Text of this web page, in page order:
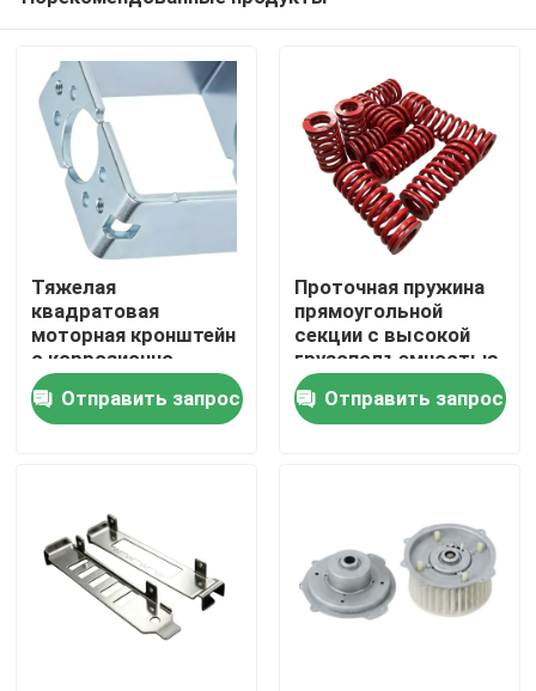
Дом
Продукты
VR - шоу
Тяжелая
квадратовая
моторная кронштейн
с коррозионно-
устойчивой
поверхностью и
точным лазерным
Отправить запрос
Проточная пружина
прямоугольной
секции с высокой
грузоподъемностью
для применения в
прецизионной форме
и производства OEM
Отправить запрос